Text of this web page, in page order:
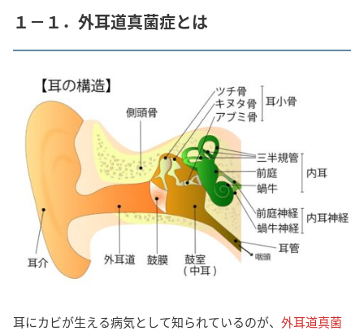
１－１．外耳道真菌症とは
耳にカビが生える病気として知られているのが、 外耳道真菌